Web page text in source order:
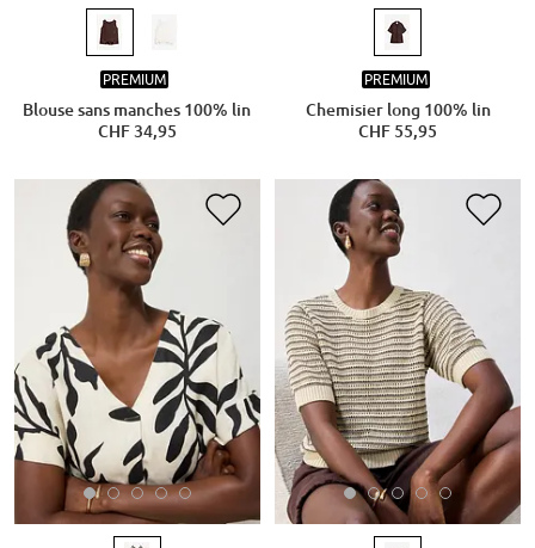
PREMIUM
Blouse sans manches 100% lin
CHF 34,95
PREMIUM
Chemisier long 100% lin
CHF 55,95